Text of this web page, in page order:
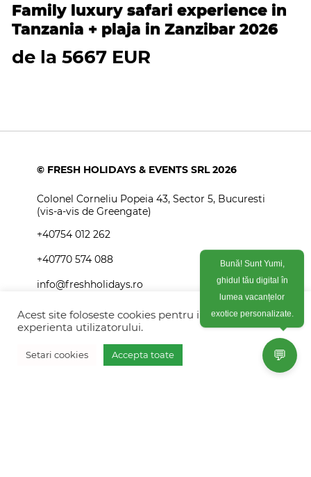
Family luxury safari experience in
Tanzania + plaja in Zanzibar 2026
de la 5667 EUR
Vreau oferta personalizata
© FRESH HOLIDAYS & EVENTS SRL 2026
Colonel Corneliu Popeia 43, Sector 5, Bucuresti
(vis-a-vis de Greengate)
+40754 012 262
+40770 574 088
info@freshholidays.ro
Povestile noastre
Contact Fresh Holidays
Acest site foloseste cookies pentru imbunatati
experienta utilizatorului.
Setari cookies Accepta toate 💬
Bună! Sunt Yumi,
ghidul tău digital în
lumea vacanțelor
exotice personalizate.